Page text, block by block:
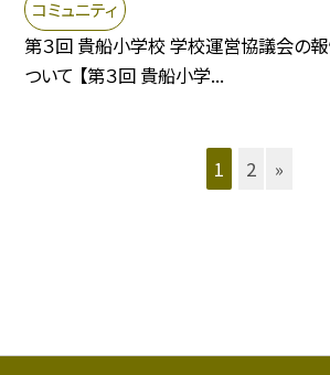
コミュニティ
第３回 貴船小学校 学校運営協議会の
ついて 【第３回 貴船小学...
1 2 »